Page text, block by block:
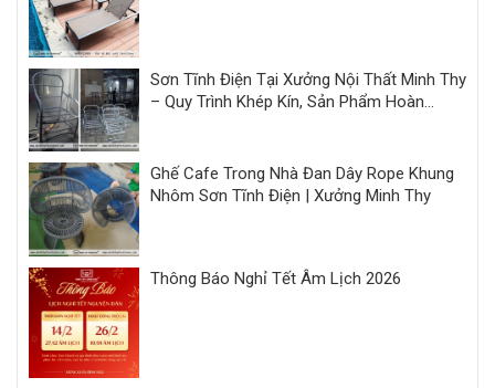
Sơn Tĩnh Điện Tại Xưởng Nội Thất Minh Thy
– Quy Trình Khép Kín, Sản Phẩm Hoàn
Ghế Cafe Trong Nhà Đan Dây Rope Khung
Nhôm Sơn Tĩnh Điện | Xưởng Minh Thy
Thông Báo Nghỉ Tết Âm Lịch 2026